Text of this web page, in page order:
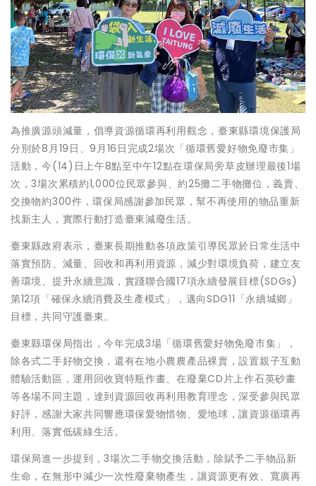
為推廣源頭減量，倡導資源循環再利用觀念，臺東縣環境保護局
分別於8月19日、9月16日完成2場次「循環舊愛好物免廢市集」
活動，今(14)日上午8點至中午12點在環保局旁草皮辦理最後1場
次，3場次累積約1,000位民眾參與、約25攤二手物攤位，義賣、
交換物約300件，環保局感謝參加民眾，幫不再使用的物品重新
找新主人，實際行動打造臺東減廢生活。
臺東縣政府表示，臺東長期推動各項政策引導民眾於日常生活中
落實預防、減量、回收和再利用資源，減少對環境負荷，建立友
善環境、提升永續意識，實踐聯合國17項永續發展目標(SDGs)
第12項「確保永續消費及生產模式」，邁向SDG11「永續城鄉」
目標，共同守護臺東。
臺東縣環保局指出，今年完成3場「循環舊愛好物免廢市集」，
除各式二手好物交換，還有在地小農農產品裸賣，設置親子互動
體驗活動區，運用回收寶特瓶作畫、在廢棄CD片上作石英砂畫
等各場不同主題，達到資源回收再利用教育理念，深受參與民眾
好評，感謝大家共同響應環保愛物惜物、愛地球，讓資源循環再
利用、落實低碳綠生活。
環保局進一步提到，3場次二手物交換活動，除賦予二手物品新
生命，在無形中減少一次性廢棄物產生，讓資源更有效、寬廣再